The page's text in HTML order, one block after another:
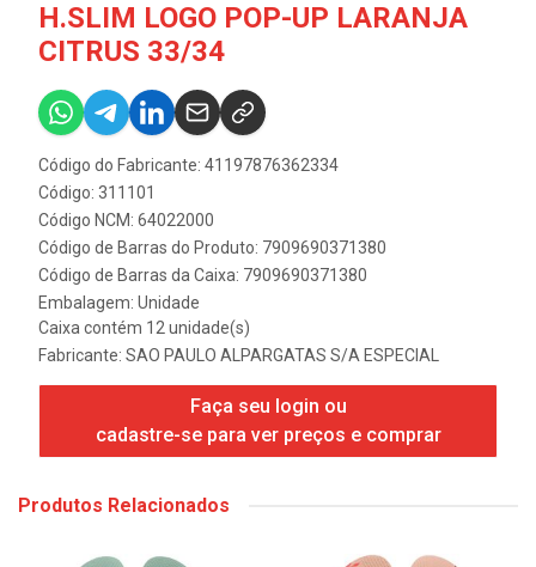
H.SLIM LOGO POP-UP LARANJA
CITRUS 33/34
Código do Fabricante: 41197876362334
Código: 311101
Código NCM: 64022000
Código de Barras do Produto: 7909690371380
Código de Barras da Caixa: 7909690371380
Embalagem: Unidade
Caixa contém 12 unidade(s)
Fabricante: SAO PAULO ALPARGATAS S/A ESPECIAL
Faça seu login ou
cadastre-se para ver preços e comprar
Produtos Relacionados